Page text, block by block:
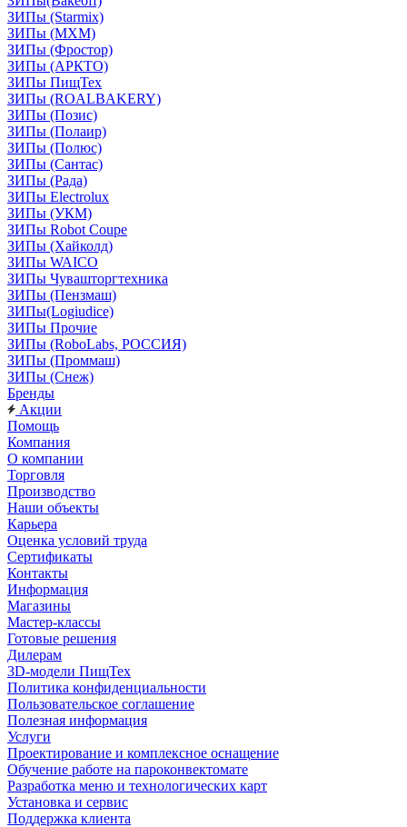
ЗИПы (Starmix)
ЗИПы (МХМ)
ЗИПы (Фростор)
ЗИПы (АРКТО)
ЗИПы ПищТех
ЗИПы (ROALBAKERY)
ЗИПы (Позис)
ЗИПы (Полаир)
ЗИПы (Полюс)
ЗИПы (Сантас)
ЗИПы (Рада)
ЗИПы Electrolux
ЗИПы (УКМ)
ЗИПы Robot Coupe
ЗИПы (Хайколд)
ЗИПы WAICO
ЗИПы Чувашторгтехника
ЗИПы (Пензмаш)
ЗИПы(Logiudice)
ЗИПы Прочие
ЗИПы (RoboLabs, РОССИЯ)
ЗИПы (Проммаш)
ЗИПы (Снеж)
Бренды
Акции
Помощь
Компания
О компании
Торговля
Производство
Наши объекты
Карьера
Оценка условий труда
Сертификаты
Контакты
Информация
Магазины
Мастер-классы
Готовые решения
Дилерам
3D-модели ПищТех
Политика конфиденциальности
Пользовательское соглашение
Полезная информация
Услуги
Проектирование и комплексное оснащение
Обучение работе на пароконвектомате
Разработка меню и технологических карт
Установка и сервис
Поддержка клиента